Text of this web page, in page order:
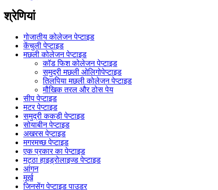
श्रेणियां
गोजातीय कोलेजन पेप्टाइड
केंचुली पेप्टाइड
मछली कोलेजन पेप्टाइड
कॉड फिश कोलेजन पेप्टाइड
समुद्री मछली ओलिगोपेप्टाइड
तिलपिया मछली कोलेजन पेप्टाइड
मौखिक तरल और ठोस पेय
सीप पेप्टाइड
मटर पेप्टाइड
समुद्री ककड़ी पेप्टाइड
सोयाबीन पेप्टाइड
अखरस पेप्टाइड
मगरमच्छ पेप्टाइड
एक प्रकार का पेप्टाइड
मट्ठा हाइड्रोलाइज्ड पेप्टाइड
आंगन
मूर्ख
जिनसेंग पेप्टाइड पाउडर